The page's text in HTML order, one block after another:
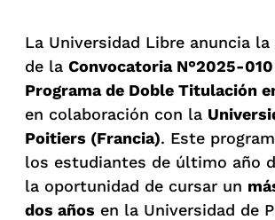
La Universidad Libre anuncia
de la Convocatoria N°2025-010
Programa de Doble Titulación
en colaboración con la
Poitiers (Francia). Este
los estudiantes de último año
la oportunidad de cursar un
dos años en la Universidad de